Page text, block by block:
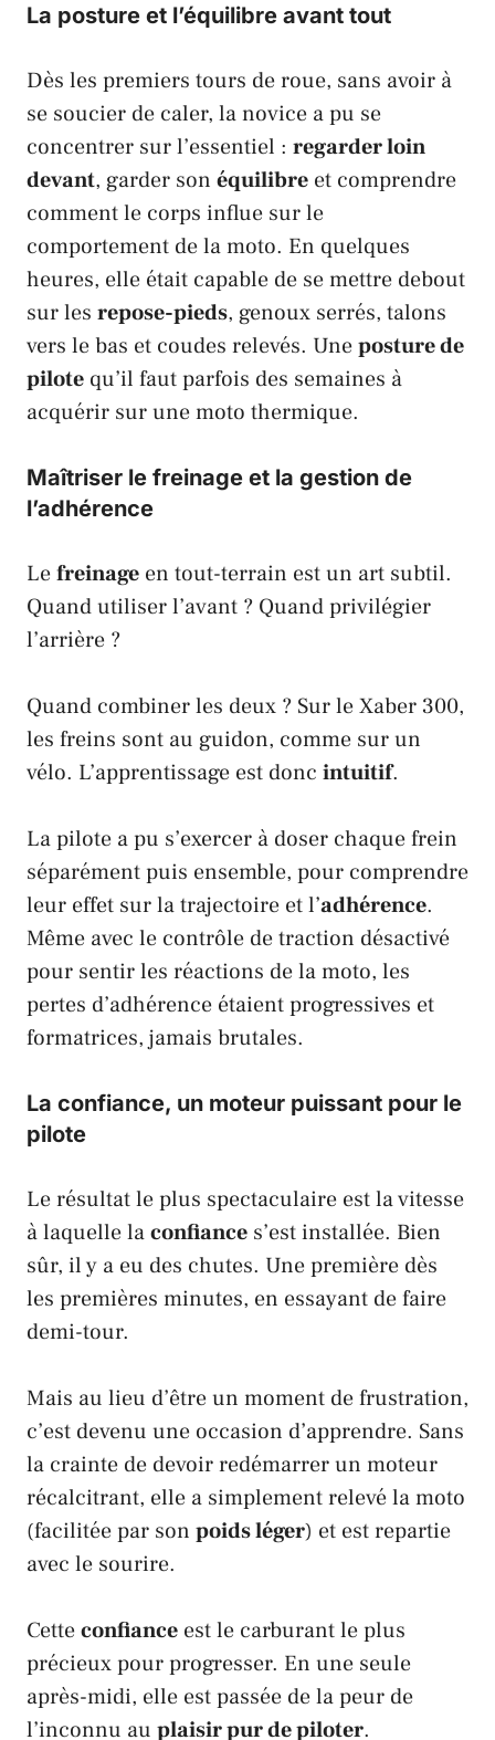
La posture et l’équilibre avant tout
Dès les premiers tours de roue, sans avoir à
se soucier de caler, la novice a pu se
concentrer sur l’essentiel : regarder loin
devant, garder son équilibre et comprendre
comment le corps influe sur le
comportement de la moto. En quelques
heures, elle était capable de se mettre debout
sur les repose-pieds, genoux serrés, talons
vers le bas et coudes relevés. Uneposture de
pilote qu’il faut parfois des semaines à
acquérir sur une moto thermique.
Maîtriser le freinage et la gestion de
l’adhérence
Lefreinage en tout-terrain est un art subtil.
Quand utiliser l’avant ? Quand privilégier
l’arrière ?
Quand combiner les deux ? Sur leXaber 300,
les freins sont au guidon, comme sur un
vélo. L’apprentissage est donc intuitif.
La pilote a pu s’exercer à doser chaque frein
séparément puis ensemble, pour comprendre
leur effet sur la trajectoire et l’adhérence.
Même avec le contrôle de traction désactivé
pour sentir les réactions de la moto, les
pertes d’adhérence étaient progressives et
formatrices, jamais brutales.
La confiance, un moteur puissant pour le
pilote
Le résultat le plus spectaculaire est la vitesse
à laquelle laconfiance s’est installée. Bien
sûr, il y a eu des chutes. Une première dès
les premières minutes, en essayant de faire
demi-tour.
Mais au lieu d’être un moment de frustration,
c’est devenu une occasion d’apprendre. Sans
la crainte de devoir redémarrer un moteur
récalcitrant, elle a simplement relevé la moto
(facilitée par son poids léger) et est repartie
avec le sourire.
Cetteconfiance est le carburant le plus
précieux pour progresser. En une seule
après-midi, elle est passée de la peur de
l’inconnu au plaisir pur de piloter.